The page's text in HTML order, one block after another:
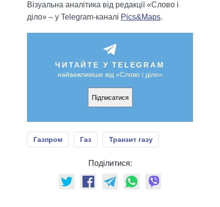
Візуальна аналітика від редакції «Слово і
діло» – у Telegram-каналі Pics&Maps.
ЧИТАЙТЕ У TELEGRAM
найважливіше від «Слово і діло»
Підписатися
Газпром Газ Транзит газу
Поділитися: